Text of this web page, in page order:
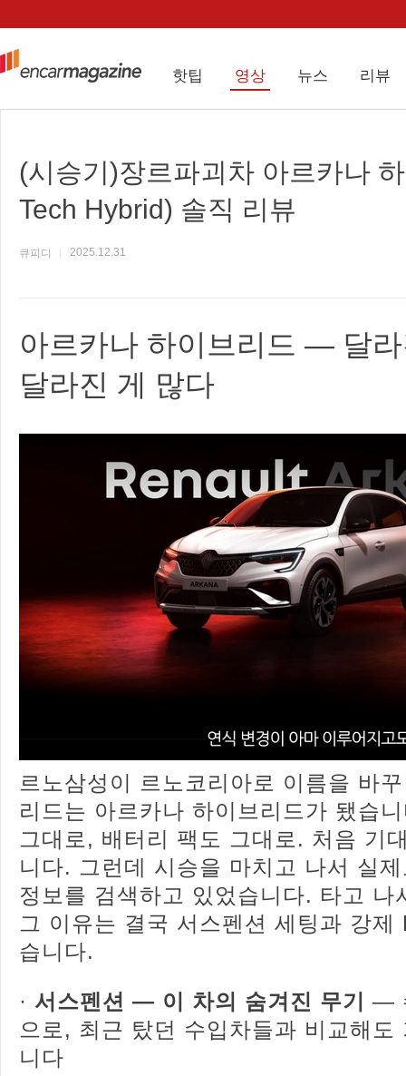
핫팁 영상 뉴스 리뷰
(시승기)장르파괴차 아르카나
Tech Hybrid) 솔직 리뷰
큐피디 2025.12.31
아르카나 하이브리드 — 달
달라진 게 많다
르노삼성이 르노코리아로 이름을 바
리드는 아르카나 하이브리드가 됐습
그대로, 배터리 팩도 그대로. 처음 기
니다. 그런데 시승을 마치고 나서 실
정보를 검색하고 있었습니다. 타고 나
그 이유는 결국 서스펜션 세팅과 강제
습니다.
· 서스펜션 — 이 차의 숨겨진 무기
—
으로, 최근 탔던 수입차들과 비교해도
니다